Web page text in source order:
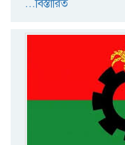
...বিস্তারিত